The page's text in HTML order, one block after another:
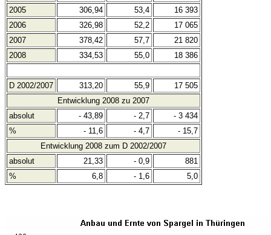
2005
306,94 53,4
16 393
2006
326,98 52,2
17 065
2007
378,42 57,7
21 820
2008
334,53 55,0 18 386
D 2002/2007 313,20 55,9
17 505
Entwicklung 2008 zu 2007
absolut
- 43,89 - 2,7
- 3 434
%
- 11,6 - 4,7
- 15,7
Entwicklung 2008 zum D 2002/2007
absolut
21,33 - 0,9
881
%
6,8 - 1,6 5,0